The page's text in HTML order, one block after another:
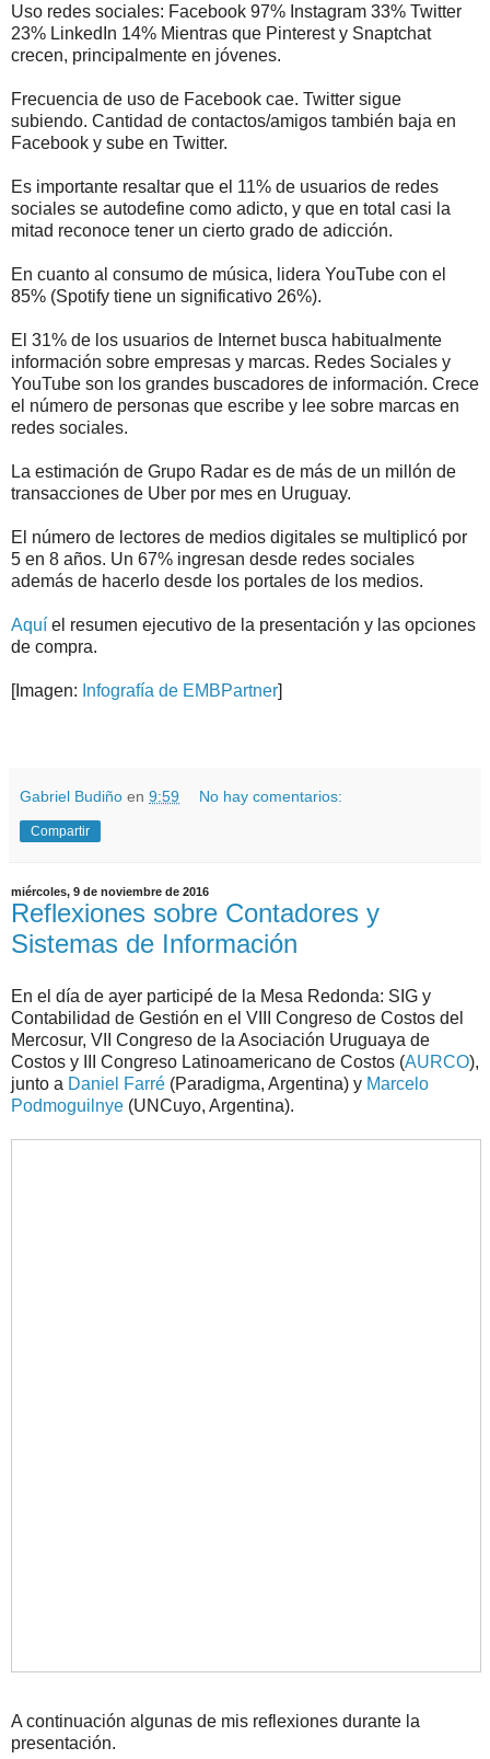
Uso redes sociales: Facebook 97% Instagram 33% Twitter
23% LinkedIn 14% Mientras que Pinterest y Snaptchat
crecen, principalmente en jóvenes.
Frecuencia de uso de Facebook cae. Twitter sigue
subiendo. Cantidad de contactos/amigos también baja en
Facebook y sube en Twitter.
Es importante resaltar que el 11% de usuarios de redes
sociales se autodefine como adicto, y que en total casi la
mitad reconoce tener un cierto grado de adicción.
En cuanto al consumo de música, lidera YouTube con el
85% (Spotify tiene un significativo 26%).
El 31% de los usuarios de Internet busca habitualmente
información sobre empresas y marcas. Redes Sociales y
YouTube son los grandes buscadores de información. Crece
el número de personas que escribe y lee sobre marcas en
redes sociales.
La estimación de Grupo Radar es de más de un millón de
transacciones de Uber por mes en Uruguay.
El número de lectores de medios digitales se multiplicó por
5 en 8 años. Un 67% ingresan desde redes sociales
además de hacerlo desde los portales de los medios.
Aquí el resumen ejecutivo de la presentación y las opciones
de compra.
[Imagen: Infografía de EMBPartner]
Gabriel Budiño en 9:59 No hay comentarios:
Compartir
miércoles, 9 de noviembre de 2016
Reflexiones sobre Contadores y
Sistemas de Información
En el día de ayer participé de la Mesa Redonda: SIG y
Contabilidad de Gestión en el VIII Congreso de Costos del
Mercosur, VII Congreso de la Asociación Uruguaya de
Costos y III Congreso Latinoamericano de Costos (AURCO),
junto a Daniel Farré (Paradigma, Argentina) y Marcelo
Podmoguilnye (UNCuyo, Argentina).
A continuación algunas de mis reflexiones durante la
presentación.